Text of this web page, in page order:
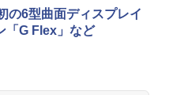
音が聞ける！ はじめてずか
バナジウム含有 水 ミネラル
の6型曲面ディスプレイ
「G Flex」など